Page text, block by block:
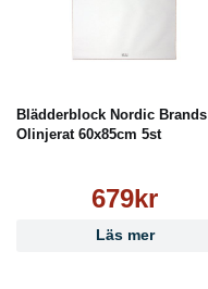
Blädderblock Nordic Brands
Olinjerat 60x85cm 5st
679kr
Läs mer